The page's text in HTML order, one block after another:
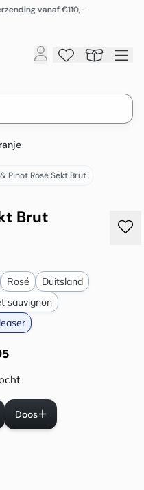
vanaf €110,-
Pinot Rosé Sekt Brut
Brut
Rosé
Duitsland
sauvignon
Doos